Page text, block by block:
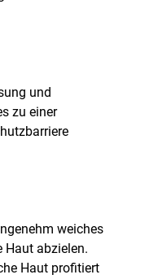
und
zu einer
weiches
Haut abzielen.
Haut profitiert